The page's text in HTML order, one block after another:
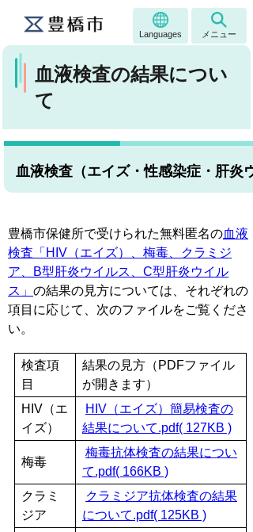
Languages メニュー
血液検査の結果につい
て
血液検査（エイズ・性感染症・肝炎
豊橋市保健所で受けられた無料匿名の血液
検査「HIV（エイズ）、梅毒、クラミジ
ア、B型肝炎ウイルス、C型肝炎ウイル
ス」 の結果の見方については、それぞれの
項目に応じて、次のファイルをご覧くださ
い。
検査項
目
結果の見方（PDFファイル
が開きます）
HIV（エ
イズ）
HIV（エイズ）簡易検査の
結果について.pdf( 127KB )
梅毒
梅毒抗体検査の結果につい
て.pdf( 166KB )
クラミ
ジア
クラミジア抗体検査の結果
について.pdf( 125KB )